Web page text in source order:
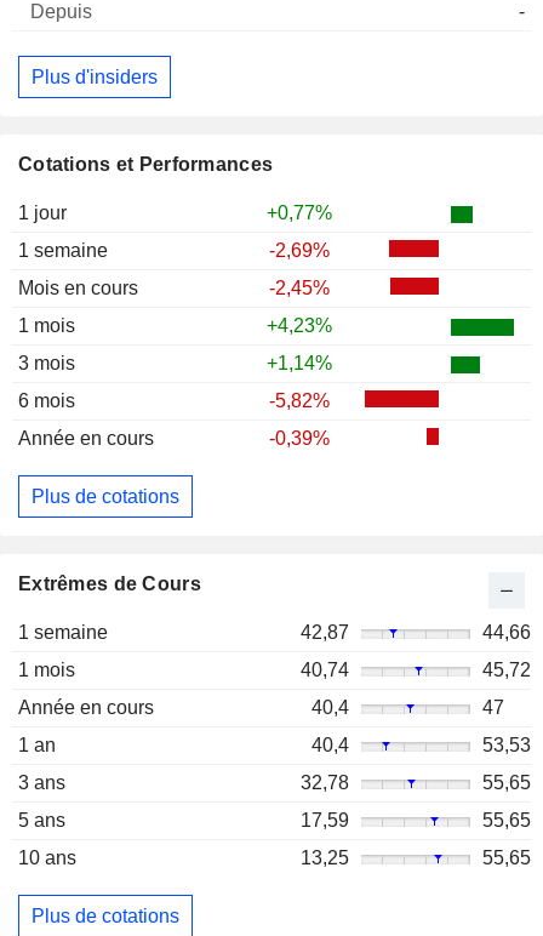
Cotations et Performances
1 jour
+0,77%
1 semaine
-2,69%
Mois en cours
-2,45%
1 mois
+4,23%
3 mois
+1,14%
6 mois
-5,82%
Année en cours
-0,39%
Plus de cotations
Extrêmes de Cours
1 semaine 42,87
44,66
1 mois
40,74
45,72
Année en cours
40,4
47
1 an
40,4
53,53
3 ans
32,78
55,65
5 ans
17,59
55,65
10 ans
13,25 55,65
Plus de cotations
-
Plus d'insiders